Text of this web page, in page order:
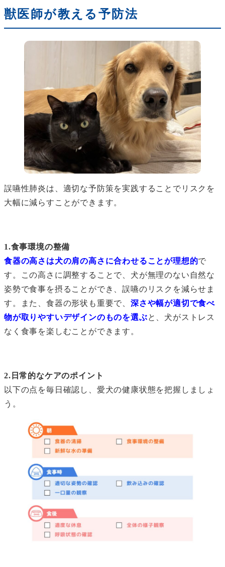
獣医師が教える予防法
誤嚥性肺炎は、適切な予防策を実践することでリスクを
大幅に減らすことができます。
1.食事環境の整備
食器の高さは犬の肩の高さに合わせることが理想的で
す。この高さに調整することで、犬が無理のない自然な
姿勢で食事を摂ることができ、誤嚥のリスクを減らせま
す。また、食器の形状も重要で、 深さや幅が適切で食べ
物が取りやすいデザインのものを選ぶと、犬がストレス
なく食事を楽しむことができます。
2.日常的なケアのポイント
以下の点を毎日確認し、愛犬の健康状態を把握しましょ
う。